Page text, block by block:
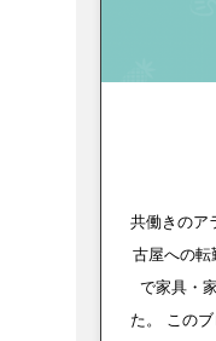
共働きのア
古屋への転
で家具・
た。 この